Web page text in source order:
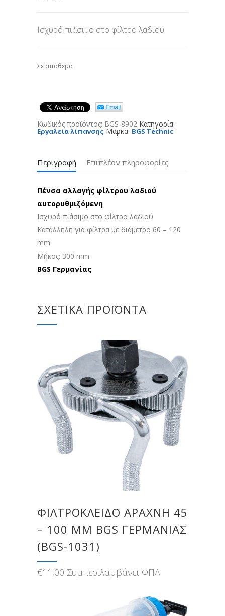
Ισχυρό πιάσιμο στο φίλτρο λαδιού
Σε απόθεμα
Κωδικός προϊόντος: BGS-8902 Κατηγορία:
Εργαλεία λίπανσης Μάρκα: BGS Technic
Περιγραφή Επιπλέον πληροφορίες
Πένσα αλλαγής φίλτρου λαδιού
αυτορυθμιζόμενη
Ισχυρό πιάσιμο στο φίλτρο λαδιού
Κατάλληλη για φίλτρα με διάμετρο 60 – 120
mm
Μήκος: 300 mm
BGS Γερμανίας
ΣΧΕΤΙΚΆ ΠΡΟΪΌΝΤΑ
ΦΙΛΤΡΌΚΛΕΙΔΟ ΑΡΆΧΝΗ 45
– 100 MM BGS ΓΕΡΜΑΝΊΑΣ
(BGS-1031)
€11,00 Συμπεριλαμβάνει ΦΠΑ